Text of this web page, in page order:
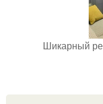
Шикарный